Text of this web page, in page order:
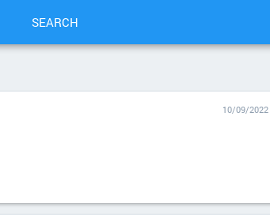
SEARCH
10/09/2022